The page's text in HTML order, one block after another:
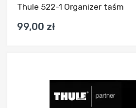
Thule 522-1 Organizer taśm
99,00 zł